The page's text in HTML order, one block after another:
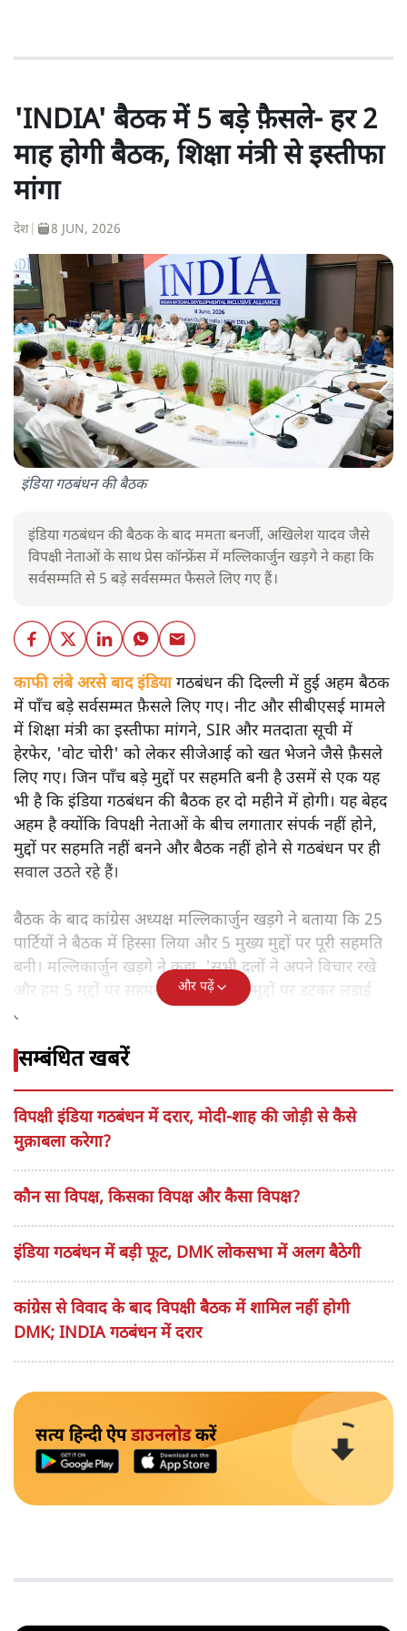
'INDIA' बैठक में 5 बड़े फै़सले- हर 2
माह होगी बैठक, शिक्षा मंत्री से इस्तीफा
मांगा
देश 8 JUN, 2026
इंडिया गठबंधन की बैठक
इंडिया गठबंधन की बैठक के बाद ममता बनर्जी, अखिलेश यादव जैसे
विपक्षी नेताओं के साथ प्रेस कॉन्फ्रेंस में मल्लिकार्जुन खड़गे ने कहा कि
सर्वसम्मति से 5 बड़े सर्वसम्मत फैसले लिए गए हैं।
काफी लंबे अरसे बाद इंडियागठबंधन की दिल्ली में हुई अहम बैठक
में पाँच बड़े सर्वसम्मत फ़ैसले लिए गए। नीट और सीबीएसई मामले
में शिक्षा मंत्री का इस्तीफा मांगने, SIR और मतदाता सूची में
हेरफेर, 'वोट चोरी' को लेकर सीजेआई को खत भेजने जैसे फ़ैसले
लिए गए। जिन पाँच बड़े मुद्दों पर सहमति बनी है उसमें से एक यह
भी है कि इंडिया गठबंधन की बैठक हर दो महीने में होगी। यह बेहद
अहम है क्योंकि विपक्षी नेताओं के बीच लगातार संपर्क नहीं होने,
मुद्दों पर सहमति नहीं बनने और बैठक नहीं होने से गठबंधन पर ही
सवाल उठते रहे हैं।
बैठक के बाद कांग्रेस अध्यक्ष मल्लिकार्जुन खड़गे ने बताया कि 25
पार्टियों ने बैठक में हिस्सा लिया और 5 मुख्य मुद्दों पर पूरी सहमति
बनी। मल्लिकार्जुन खड़गे ने कहा, 'सभी दलों ने अपने विचार रखे
और हम 5 मुद्दों पर सहमत हुए हैं। हम इन मुद्दों पर डटकर लड़ाई
लड़ेंगे और काम करेंगे।'
और पढ़ें
सम्बंधित खबरें
विपक्षी इंडिया गठबंधन में दरार, मोदी-शाह की जोड़ी से कैसे
मुक़ाबला करेगा?
कौन सा विपक्ष, किसका विपक्ष और कैसा विपक्ष?
इंडिया गठबंधन में बड़ी फूट, DMK लोकसभा में अलग बैठेगी
कांग्रेस से विवाद के बाद विपक्षी बैठक में शामिल नहीं होगी
DMK; INDIA गठबंधन में दरार
सत्य हिन्दी ऐपडाउनलोडकरें